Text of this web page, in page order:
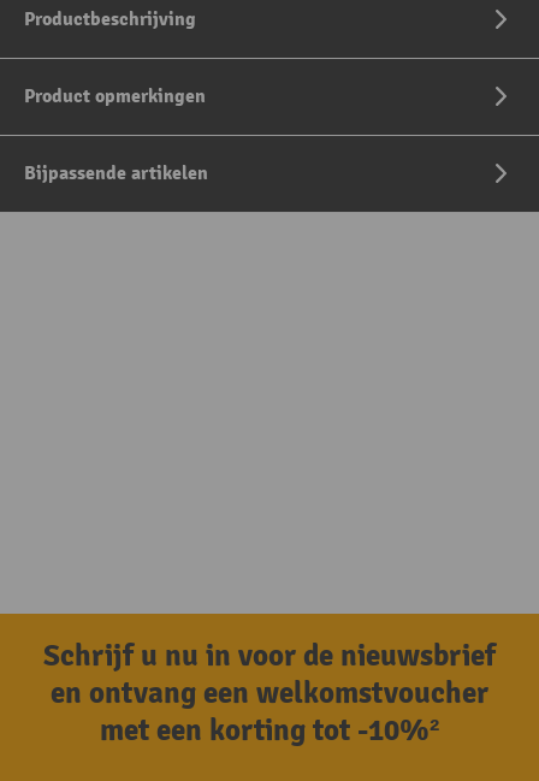
Productbeschrijving
Product opmerkingen
Bijpassende artikelen
Schrijf u nu in voor de nieuwsbrief
en ontvang een welkomstvoucher
met een korting tot -10%²